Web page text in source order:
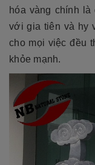
hóa vàng chính
với gia tiên và hy
cho mọi việc đều
khỏe mạnh.